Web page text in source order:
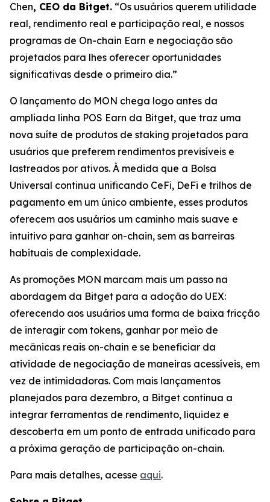
Chen, CEO da Bitget. “Os usuários querem utilidade
real, rendimento real e participação real, e nossos
programas de On-chain Earn e negociação são
projetados para lhes oferecer oportunidades
significativas desde o primeiro dia.”
O lançamento do MON chega logo antes da
ampliada linha POS Earn da Bitget, que traz uma
nova suíte de produtos de staking projetados para
usuários que preferem rendimentos previsíveis e
lastreados por ativos. À medida que a Bolsa
Universal continua unificando CeFi, DeFi e trilhos de
pagamento em um único ambiente, esses produtos
oferecem aos usuários um caminho mais suave e
intuitivo para ganhar on-chain, sem as barreiras
habituais de complexidade.
As promoções MON marcam mais um passo na
abordagem da Bitget para a adoção do UEX:
oferecendo aos usuários uma forma de baixa fricção
de interagir com tokens, ganhar por meio de
mecânicas reais on-chain e se beneficiar da
atividade de negociação de maneiras acessíveis, em
vez de intimidadoras. Com mais lançamentos
planejados para dezembro, a Bitget continua a
integrar ferramentas de rendimento, liquidez e
descoberta em um ponto de entrada unificado para
a próxima geração de participação on-chain.
Para mais detalhes, acesse aqui.